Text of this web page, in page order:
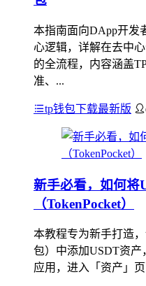
本指南面向DApp开发
心逻辑，详解在去中
的全流程，内容涵盖
准、...
tp钱包下载最新版
新手必看，如何将
（TokenPocket）
本教程专为新手打造，
包）中添加USDT资
应用，进入「资产」